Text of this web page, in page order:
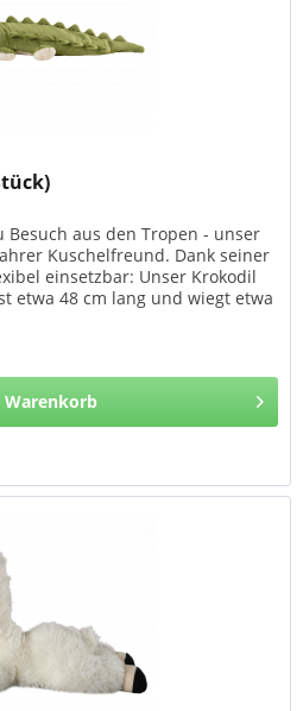
Besuch aus den Tropen - unser
Kuschelfreund. Dank seiner
einsetzbar: Unser Krokodil
etwa 48 cm lang und wiegt etwa
Warenkorb